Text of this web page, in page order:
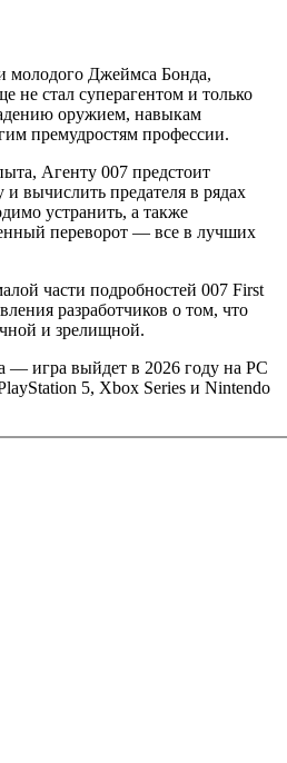
молодого Джеймса Бонда,
не стал суперагентом и только
оружием, навыкам
премудростям профессии.
Агенту 007 предстоит
вычислить предателя в рядах
устранить, а также
переворот — все в лучших
части подробностей 007 First
разработчиков о том, что
и зрелищной.
— игра выйдет в 2026 году на PC
5, Xbox Series и Nintendo